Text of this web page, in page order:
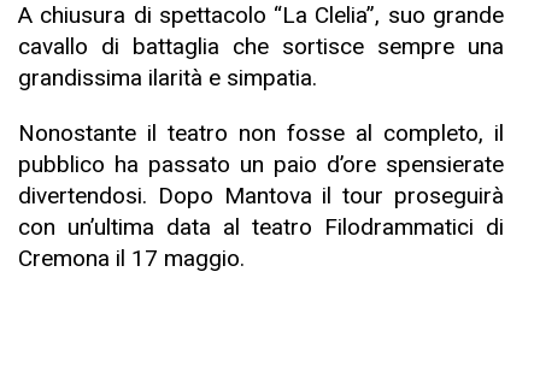
A chiusura di spettacolo “La Clelia”, suo grande
cavallo di battaglia che sortisce sempre una
grandissima ilarità e simpatia.
Nonostante il teatro non fosse al completo, il
pubblico ha passato un paio d’ore spensierate
divertendosi. Dopo Mantova il tour proseguirà
con un’ultima data al teatro Filodrammatici di
Cremona il 17 maggio.